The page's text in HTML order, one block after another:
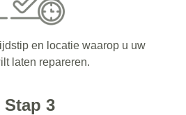
en locatie waarop u uw
laten repareren.
Stap 3